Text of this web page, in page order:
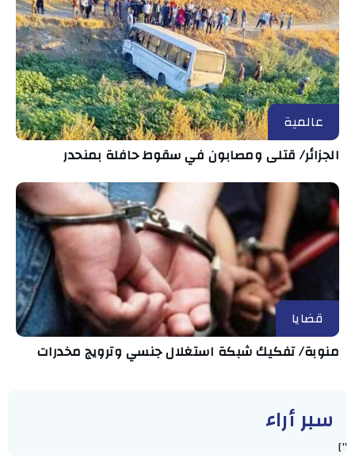
عالمية
الجزائر/ قتلى ومصابون في سقوط حافلة بمنحدر
قضايا
منوبة/ تفكيك شبكة استغلال جنسي وترويج مخدرات
سبر أراء
"]